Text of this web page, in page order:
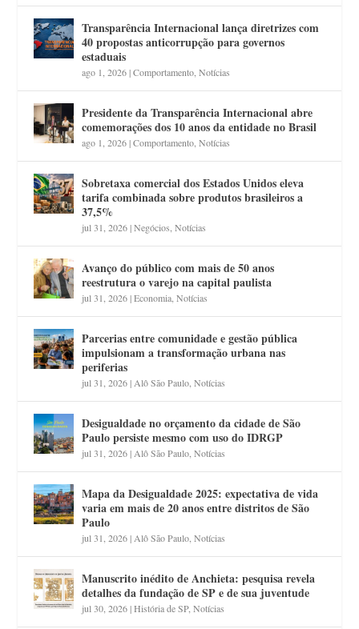
Transparência Internacional lança diretrizes com
40 propostas anticorrupção para governos
estaduais
ago 1, 2026|Comportamento ,Notícias
Presidente da Transparência Internacional abre
comemorações dos 10 anos da entidade no Brasil
ago 1, 2026|Comportamento ,Notícias
Sobretaxa comercial dos Estados Unidos eleva
tarifa combinada sobre produtos brasileiros a
37,5%
jul 31, 2026|Negócios ,Notícias
Avanço do público com mais de 50 anos
reestrutura o varejo na capital paulista
jul 31, 2026|Economia ,Notícias
Parcerias entre comunidade e gestão pública
impulsionam a transformação urbana nas
periferias
jul 31, 2026| Alô São Paulo ,Notícias
Desigualdade no orçamento da cidade de São
Paulo persiste mesmo com uso do IDRGP
jul 31, 2026| Alô São Paulo ,Notícias
Mapa da Desigualdade 2025: expectativa de vida
varia em mais de 20 anos entre distritos de São
Paulo
jul 31, 2026| Alô São Paulo ,Notícias
Manuscrito inédito de Anchieta: pesquisa revela
detalhes da fundação de SP e de sua juventude
jul 30, 2026|História de SP,Notícias